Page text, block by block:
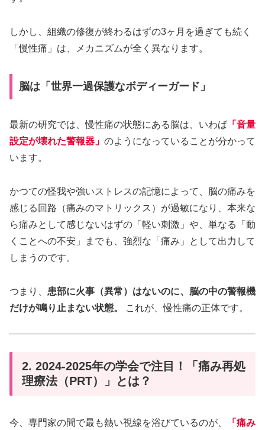
しかし、組織の修復が終わるはずの3ヶ月を過ぎても続く
「慢性痛」は、メカニズムが全く異なります。
脳は「世界一過保護なボディーガード」
最新の研究では、慢性痛の状態にある脳は、いわば 「音量
設定が壊れた警報器」 のようになっていることが分かって
います。
かつての怪我や強いストレスの記憶によって、脳の痛みを
感じる回路（痛みのマトリックス）が過敏になり、本来な
ら痛みとして感じないはずの「軽い刺激」や、単なる「動
くことへの不安」までも、強烈な「痛み」として出力して
しまうのです。
つまり、 患部に火事（異常）はないのに、脳の中の警報機
だけが鳴り止まない状態。
これが、慢性痛の正体です。
2. 2024-2025年の学会で注目！「痛み再処
理療法（PRT）」とは？
今、専門家の間で最も熱い視線を浴びているのが、 「痛み